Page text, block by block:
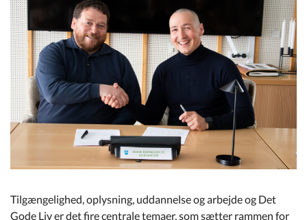
Om Kommunen
Tilgængelighed, oplysning, uddannelse og arbejde og Det
Gode Liv er det fire centrale temaer, som sætter rammen for